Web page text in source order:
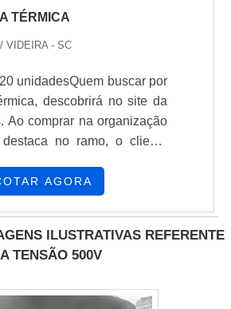
TÉRMICA
/ VIDEIRA - SC
unidadesQuem buscar por
descobrirá no site da
Ao comprar na organização
no ramo, o cliente
de adquirir produtos que
INTERESSANTES
TÉRMICAQuem
jaqueta térmica em uma
a GG Uniformes. A
AGORA
ILUSTRATIVAS REFERENTE
TENSÃO 500V